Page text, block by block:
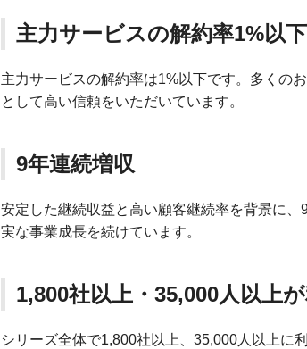
主力サービスの解約率1%以下
主力サービスの解約率は1%以下です。多くの
として高い信頼をいただいています。
9年連続増収
安定した継続収益と高い顧客継続率を背景に
実な事業成長を続けています。
1,800社以上・35,000人以上
シリーズ全体で1,800社以上、35,000人以上に